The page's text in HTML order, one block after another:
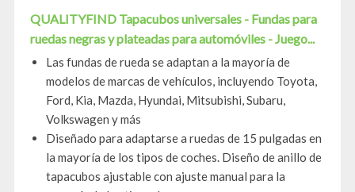
QUALITYFIND Tapacubos universales - Fundas para
ruedas negras y plateadas para automóviles - Juego...
Las fundas de rueda se adaptan a la mayoría de
modelos de marcas de vehículos, incluyendo Toyota,
Ford, Kia, Mazda, Hyundai, Mitsubishi, Subaru,
Volkswagen y más
Diseñado para adaptarse a ruedas de 15 pulgadas en
la mayoría de los tipos de coches. Diseño de anillo de
tapacubos ajustable con ajuste manual para la